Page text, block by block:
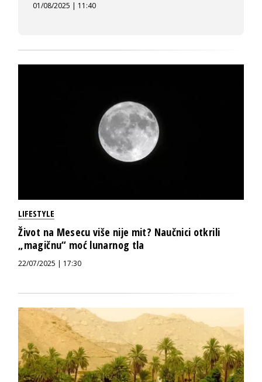
01/08/2025 | 11:40
LIFESTYLE
Život na Mesecu više nije mit? Naučnici otkrili
„magičnu“ moć lunarnog tla
22/07/2025 | 17:30